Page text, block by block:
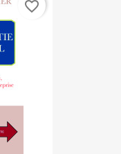
favorite_border